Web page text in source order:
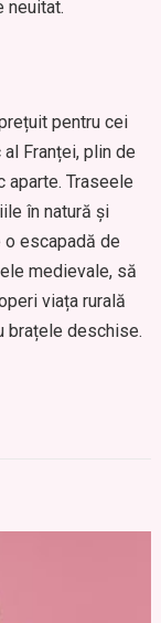
neuitat.
pentru cei
Franței, plin de
aparte. Traseele
în natură și
escapadă de
medievale, să
viața rurală
brațele deschise.